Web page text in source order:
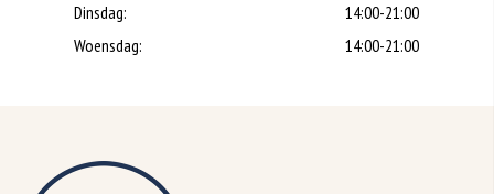
Dinsdag:
14:00-21:00
Woensdag:
14:00-21:00